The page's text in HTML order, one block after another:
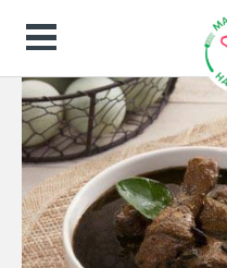
Resep Masakan